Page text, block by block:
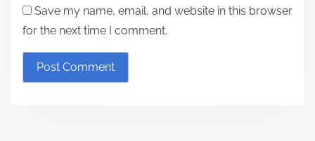
Save my name, email, and website in this browser
for the next time I comment.